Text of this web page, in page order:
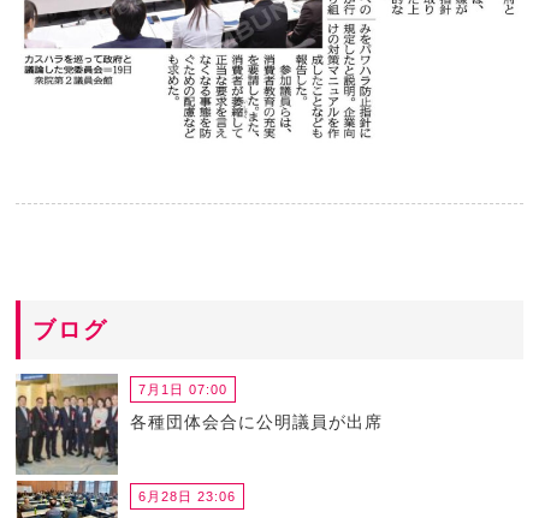
ブログ
7月1日 07:00
各種団体会合に公明議員が出席
6月28日 23:06